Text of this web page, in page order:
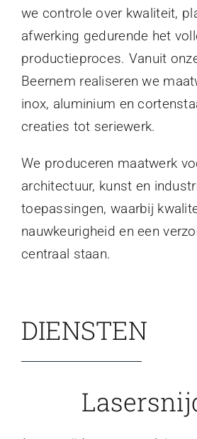
we controle over kwaliteit,
afwerking gedurende het
productieproces. Vanuit
Beernem realiseren we
inox, aluminium en
creaties tot seriewerk.
We produceren maatwerk
architectuur, kunst en
toepassingen, waarbij
nauwkeurigheid en een
centraal staan.
DIENSTEN